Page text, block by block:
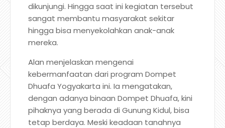
dikunjungi. Hingga saat ini kegiatan tersebut
sangat membantu masyarakat sekitar
hingga bisa menyekolahkan anak-anak
mereka.
Alan menjelaskan mengenai
kebermanfaatan dari program Dompet
Dhuafa Yogyakarta ini. Ia mengatakan,
dengan adanya binaan Dompet Dhuafa, kini
pihaknya yang berada di Gunung Kidul, bisa
tetap berdaya. Meski keadaan tanahnya